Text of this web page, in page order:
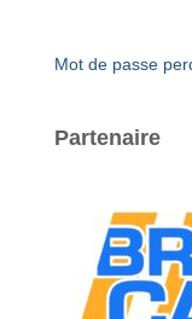
Mot de passe
Partenaire